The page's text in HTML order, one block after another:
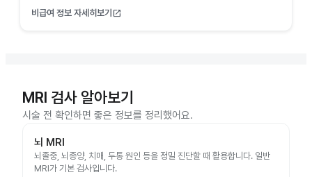
비급여 정보 자세히보기 open_in_new
MRI 검사 알아보기
시술 전 확인하면 좋은 정보를 정리했어요.
뇌 MRI
뇌졸중, 뇌종양, 치매, 두통 원인 등을 정밀 진단할 때 활용합니다. 일반
MRI가 기본 검사입니다.